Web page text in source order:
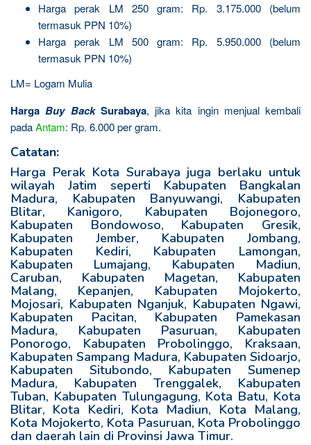
Harga perak LM 250 gram: Rp. 3.175.000 (belum
termasuk PPN 10%)
Harga perak LM 500 gram: Rp. 5.950.000 (belum
termasuk PPN 10%)
LM= Logam Mulia
HargaBuy BackSurabaya, jika kita ingin menjual kembali
padaAntam: Rp. 6.000 per gram.
Catatan:
Harga Perak Kota Surabaya juga berlaku untuk
wilayah Jatim seperti Kabupaten Bangkalan
Madura, Kabupaten Banyuwangi, Kabupaten
Blitar, Kanigoro, Kabupaten Bojonegoro,
Kabupaten Bondowoso, Kabupaten Gresik,
Kabupaten Jember, Kabupaten Jombang,
Kabupaten Kediri, Kabupaten Lamongan,
Kabupaten Lumajang, Kabupaten Madiun,
Caruban, Kabupaten Magetan, Kabupaten
Malang, Kepanjen, Kabupaten Mojokerto,
Mojosari, Kabupaten Nganjuk, Kabupaten Ngawi,
Kabupaten Pacitan, Kabupaten Pamekasan
Madura, Kabupaten Pasuruan, Kabupaten
Ponorogo, Kabupaten Probolinggo, Kraksaan,
Kabupaten Sampang Madura, Kabupaten Sidoarjo,
Kabupaten Situbondo, Kabupaten Sumenep
Madura, Kabupaten Trenggalek, Kabupaten
Tuban, Kabupaten Tulungagung, Kota Batu, Kota
Blitar, Kota Kediri, Kota Madiun, Kota Malang,
Kota Mojokerto, Kota Pasuruan, Kota Probolinggo
dan daerah lain di Provinsi Jawa Timur.